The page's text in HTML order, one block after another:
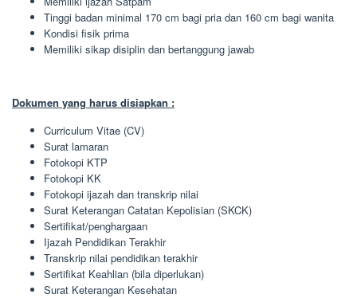
Tinggi badan minimal 170 cm bagi pria dan 160 cm bagi wanita
Kondisi fisik prima
Memiliki sikap disiplin dan bertanggung jawab
Dokumen yang harus disiapkan :
Curriculum Vitae (CV)
Surat lamaran
Fotokopi KTP
Fotokopi KK
Fotokopi ijazah dan transkrip nilai
Surat Keterangan Catatan Kepolisian (SKCK)
Sertifikat/penghargaan
Ijazah Pendidikan Terakhir
Transkrip nilai pendidikan terakhir
Sertifikat Keahlian (bila diperlukan)
Surat Keterangan Kesehatan